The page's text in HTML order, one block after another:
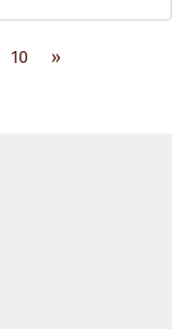
10 »